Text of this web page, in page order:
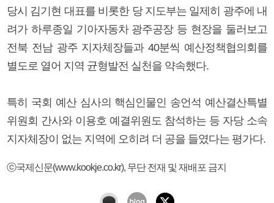
당시 김기현 대표를 비롯한 당 지도부는 일제히 광주에 내
려가 하루종일 기아자동차 광주공장 등 현장을 둘러보고
전북 전남 광주 지자체장들과 40분씩 예산정책협의회를
별도로 열어 지역 균형발전 실천을 약속했다.
특히 국회 예산 심사의 핵심인물인 송언석 예산결산특별
위원회 간사와 이용호 예결위원도 참석하는 등 자당 소속
지자체장이 없는 지역에 오히려 더 공을 들였다는 평가다.
ⓒ국제신문(www.kookje.co.kr), 무단 전재 및 재배포 금지